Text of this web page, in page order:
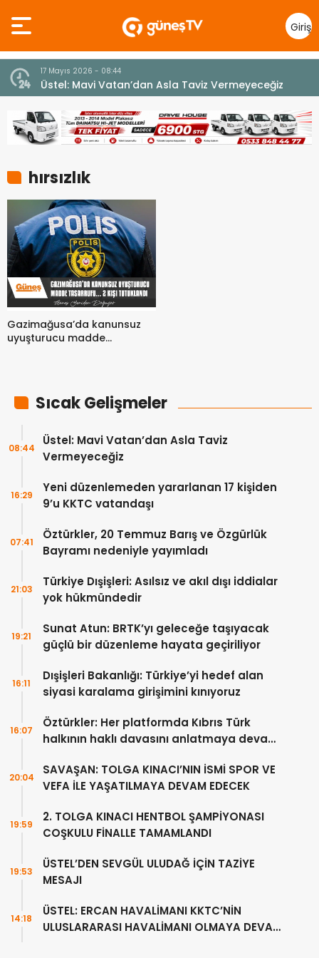
Giriş
Yap
17 Mayıs 2026 - 08:44
Üstel: Mavi Vatan’dan Asla Taviz Vermeyeceğiz
hırsızlık
Gazimağusa’da kanunsuz
uyuşturucu madde
Sıcak Gelişmeler
Üstel: Mavi Vatan’dan Asla Taviz
Vermeyeceğiz
08:44
Yeni düzenlemeden yararlanan 17 kişiden
9’u KKTC vatandaşı
16:29
Öztürkler, 20 Temmuz Barış ve Özgürlük
Bayramı nedeniyle yayımladı
07:41
Türkiye Dışişleri: Asılsız ve akıl dışı iddialar
yok hükmündedir
21:03
Sunat Atun: BRTK’yı geleceğe taşıyacak
güçlü bir düzenleme hayata geçiriliyor
19:21
Dışişleri Bakanlığı: Türkiye’yi hedef alan
siyasi karalama girişimini kınıyoruz
16:11
Öztürkler: Her platformda Kıbrıs Türk
halkının haklı davasını anlatmaya devam
16:07
SAVAŞAN: TOLGA KINACI’NIN İSMİ SPOR VE
VEFA İLE YAŞATILMAYA DEVAM EDECEK
20:04
2. TOLGA KINACI HENTBOL ŞAMPİYONASI
COŞKULU FİNALLE TAMAMLANDI
19:59
ÜSTEL’DEN SEVGÜL ULUDAĞ İÇİN TAZİYE
MESAJI
19:53
ÜSTEL: ERCAN HAVALİMANI KKTC’NİN
ULUSLARARASI HAVALİMANI OLMAYA DEVAM
14:18